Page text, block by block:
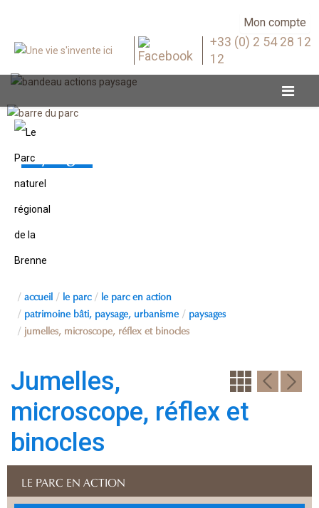
Mon compte
+33 (0) 2 54 28 12
12
accueil le parc le parc en action
patrimoine bâti, paysage, urbanisme paysages
jumelles, microscope, réflex et binocles
Jumelles,
microscope, réflex et
binocles
LE PARC EN ACTION